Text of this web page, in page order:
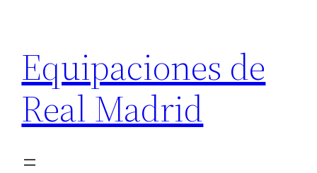
contenido
Equipaciones de
Real Madrid